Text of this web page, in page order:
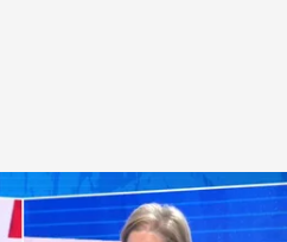
han "vivido momentos de